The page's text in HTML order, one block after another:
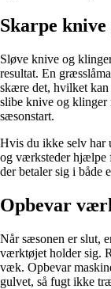
Skarpe
Sløve knive og
resultat. En
skære det, hvilket
slibe knive og klinger
sæsonstart.
Hvis du ikke selv har
og værksteder hjælpe
der betaler sig i både
Opbevar
Når sæsonen er slut,
værktøjet holder sig.
væk. Opbevar
gulvet, så fugt ikke